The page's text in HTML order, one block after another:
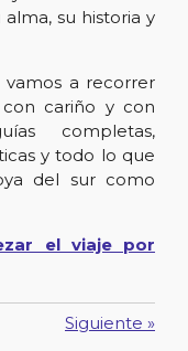
su historia y
vamos a recorrer
cariño y con
completas,
y todo lo que
del sur como
el viaje por
Siguiente »